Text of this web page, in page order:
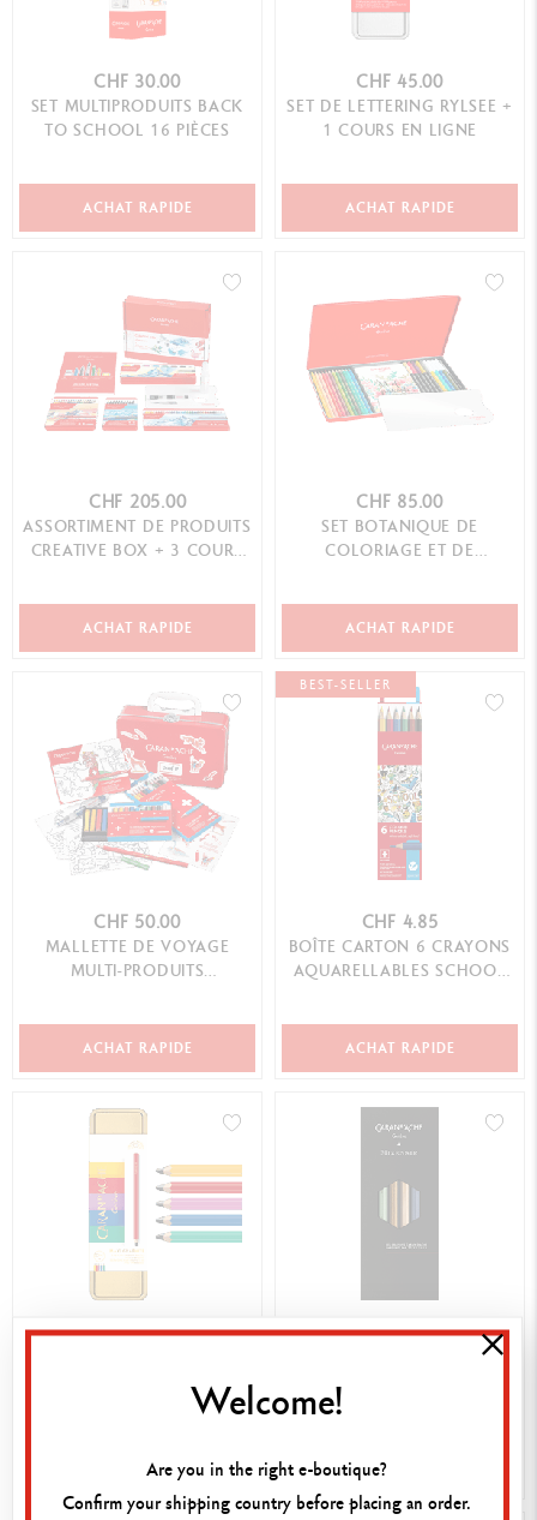
CHF 30.00
SET MULTIPRODUITS BACK
TO SCHOOL 16 PIÈCES
ACHAT RAPIDE
CHF 45.00
SET DE LETTERING RYLSEE +
1 COURS EN LIGNE
ACHAT RAPIDE
CHF 205.00
ASSORTIMENT DE PRODUITS
CREATIVE BOX + 3 COURS
ACHAT RAPIDE
CHF 85.00
SET BOTANIQUE DE
COLORIAGE ET DE
ACHAT RAPIDE
CHF 50.00
MALLETTE DE VOYAGE
MULTI-PRODUITS
ACHAT RAPIDE
BEST-SELLER
CHF 4.85
BOÎTE CARTON 6 CRAYONS
AQUARELLABLES SCHOOL
ACHAT RAPIDE
CHF 22.00
GRAPHITE HB COLOUR
TREASURE - ÉDITION LIMITÉE
ACHAT RAPIDE
CHF 38.00
LA MAISON CARAN D'ACHE
ACHAT RAPIDE
Welcome!
Are you in the right e-boutique?
Confirm your shipping country before placing an order.